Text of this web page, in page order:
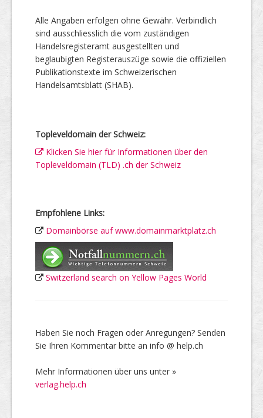
Alle Angaben erfolgen ohne Gewähr. Verbindlich
sind ausschliesslich die vom zuständigen
Handelsregisteramt ausgestellten und
beglaubigten Registerauszüge sowie die offiziellen
Publikationstexte im Schweizerischen
Handelsamtsblatt (SHAB).
Topleveldomain der Schweiz:
Klicken Sie hier für Informationen über den
Topleveldomain (TLD) .ch der Schweiz
Empfohlene Links:
Domainbörse auf www.domainmarktplatz.ch
Switzerland search on Yellow Pages World
Haben Sie noch Fragen oder Anregungen? Senden
Sie Ihren Kommentar bitte an info @ help.ch
Mehr Informationen über uns unter »
verlag.help.ch